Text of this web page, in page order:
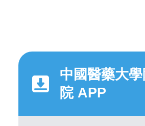
中國醫藥大
院 APP